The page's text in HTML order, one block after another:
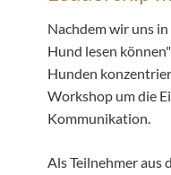
Nachdem wir uns
Hund lesen
Hunden
Workshop um die
Kommunikation.
Als Teilnehmer